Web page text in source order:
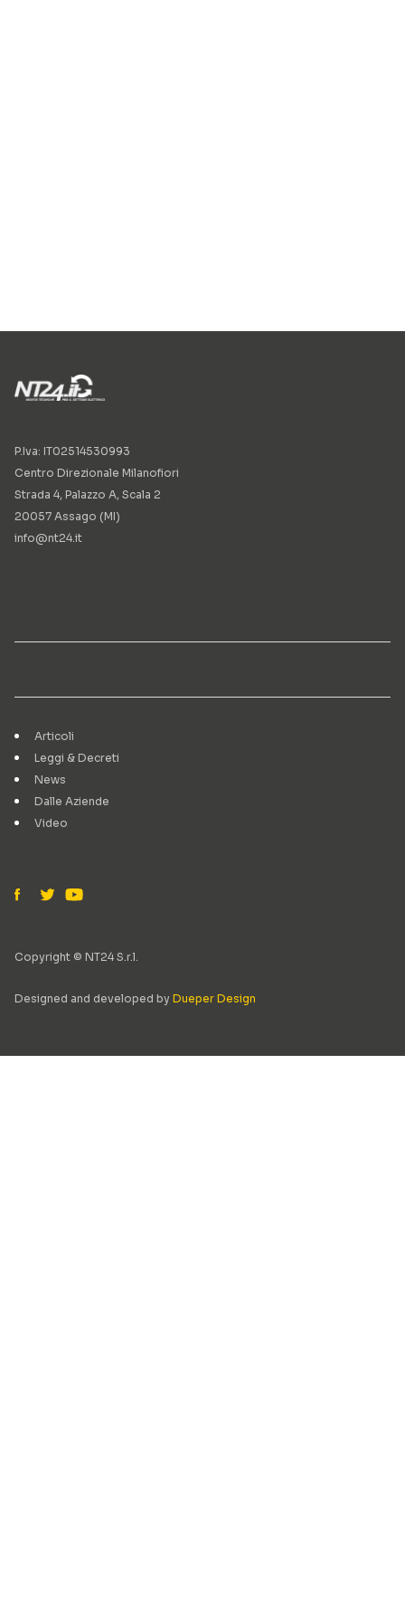
P.Iva: IT02514530993
Centro Direzionale Milanofiori
Strada 4, Palazzo A, Scala 2
20057 Assago (MI)
info@nt24.it
Articoli
Leggi & Decreti
News
Dalle Aziende
Video
Copyright © NT24 S.r.l.
Designed and developed by Dueper Design